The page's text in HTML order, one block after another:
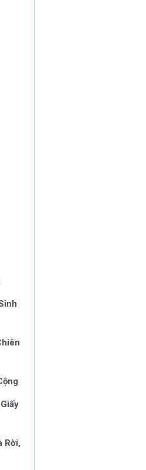
Rời,